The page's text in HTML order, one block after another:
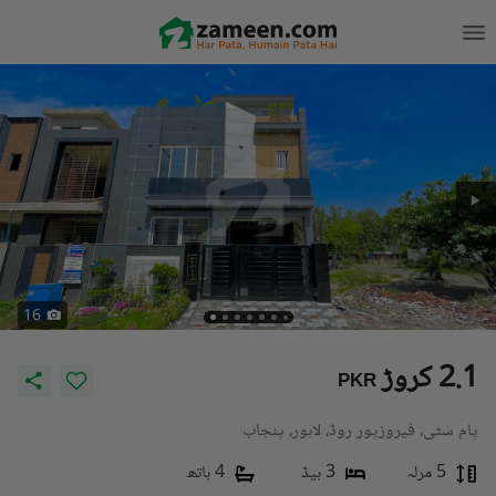
16
PKR 2.1 کروڑ
پام سٹی، فیروزپور روڈ، لاہور، پنجاب
5 مرلہ
3 بیڈ 4 باتھ